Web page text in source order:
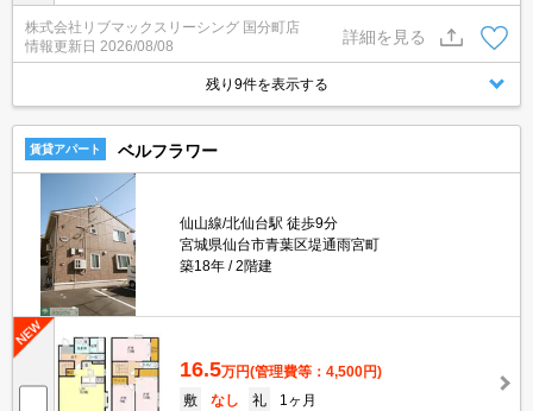
山線『北仙台』駅徒歩7分、南向きの1LDK！オートロック・宅配B
OX完備！弊社の場合仲介手数料は賃料の0.55ヶ月分です♪初期費用
クレジット決済対応しています。
株式会社リブマックスリーシング 国分町店
情報更新日 2026/08/08
詳細を見る
残り9件を表示する
賃貸アパート ベルフラワー
仙山線/北仙台駅 徒歩9分
宮城県仙台市青葉区堤通雨宮町
築18年
2階建
16.5万円(管理費等：4,500円)
敷
なし 礼
1ヶ月